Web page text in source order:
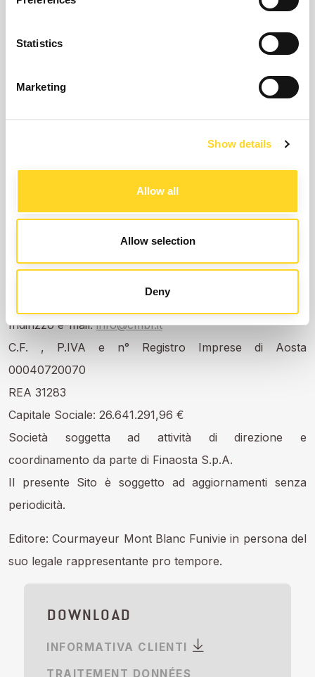
Statistics
Marketing
Show details
Allow all
Allow selection
Deny
dalla presente sezione ed inoltrandolo alla mail:
NOTE LEGALI
Ai sensi dell’art. 7 del Decreto Legislativo 9 aprile 2003
n. 70 si forniscono le seguenti informazioni generali:
Il titolare del Sito è la Courmayeur Mont Blanc Funivie
SpA
Sede legale: Strada Dolonne – La Villette 1b (Dolonne) –
Indirizzo e-mail:info@cmbf.it
C.F. , P.IVA e n° Registro Imprese di Aosta
00040720070
REA 31283
Capitale Sociale: 26.641.291,96 €
Società soggetta ad attività di direzione e
coordinamento da parte di Finaosta S.p.A.
Il presente Sito è soggetto ad aggiornamenti senza
periodicità.
Editore: Courmayeur Mont Blanc Funivie in persona del
suo legale rappresentante pro tempore.
DOWNLOAD
INFORMATIVA CLIENTI
TRAITEMENT DONNÉES